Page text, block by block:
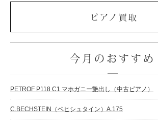
ピアノ買取
今月のおすすめ
PETROF P118 C1 マホガニー艶出し（中古ピアノ）
C.BECHSTEIN（ベヒシュタイン）A.175